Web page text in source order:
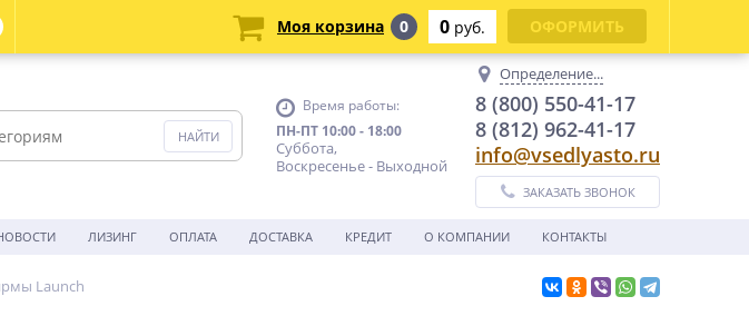
Время работы:
ПН-ПТ 10:00 - 18:00
Суббота,
Воскресенье - Выходной
Определение...
8 (800) 550-41-17
8 (812) 962-41-17
info@vsedlyasto.ru
ЗАКАЗАТЬ ЗВОНОК
ЛИЗИНГ ОПЛАТА ДОСТАВКА КРЕДИТ О КОМПАНИИ КОНТАКТЫ
Launch
Моя корзина 0 0 руб. ОФОРМИТЬ